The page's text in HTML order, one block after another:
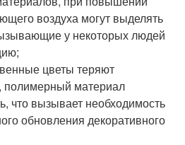
воздуха могут выделять
у некоторых людей
цветы теряют
полимерный материал
что вызывает необходимость
обновления декоративного